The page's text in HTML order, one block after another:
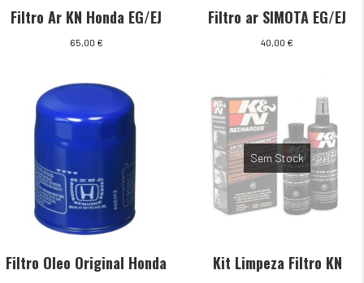
Filtro Ar KN Honda EG/EJ
65,00 €
Filtro ar SIMOTA EG/EJ
40,00 €
Filtro Oleo Original Honda
Sem Stock
Kit Limpeza Filtro KN